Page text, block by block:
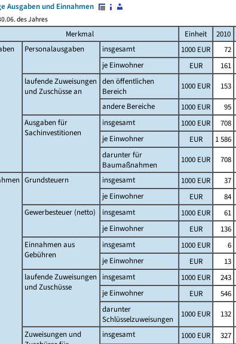
Ausgaben und Einnahmen
des Jahres
Merkmal Einheit 2010
Personalausgaben insgesamt 1000 EUR 72
je Einwohner
EUR 161
laufende Zuweisungen
und Zuschüsse an
den öffentlichen
Bereich
1000 EUR 153
andere Bereiche
1000 EUR 95
Ausgaben für
Sachinvestitionen
insgesamt 1000 EUR 708
je Einwohner
EUR 1 586
darunter für
Baumaßnahmen
1000 EUR 708
Grundsteuern insgesamt 1000 EUR 37
je Einwohner
EUR 84
Gewerbesteuer (netto)
insgesamt 1000 EUR 61
je Einwohner
EUR 136
Einnahmen aus
Gebühren
insgesamt 1000 EUR 6
je Einwohner
EUR 13
laufende Zuweisungen
und Zuschüsse
insgesamt 1000 EUR 243
je Einwohner
EUR 546
darunter
Schlüsselzuweisungen
1000 EUR 132
Zuweisungen und
insgesamt 1000 EUR 327